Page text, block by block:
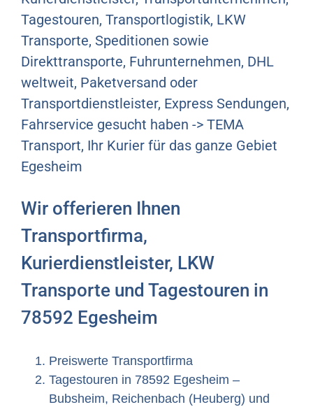
Tagestouren, Transportlogistik, LKW
Transporte, Speditionen sowie
Direkttransporte, Fuhrunternehmen, DHL
weltweit, Paketversand oder
Transportdienstleister, Express Sendungen,
Fahrservice gesucht haben -> TEMA
Transport, Ihr Kurier für das ganze Gebiet
Egesheim
Wir offerieren Ihnen
Transportfirma,
Kurierdienstleister, LKW
Transporte und Tagestouren in
78592 Egesheim
Preiswerte Transportfirma
Tagestouren in 78592 Egesheim –
Bubsheim, Reichenbach (Heuberg) und